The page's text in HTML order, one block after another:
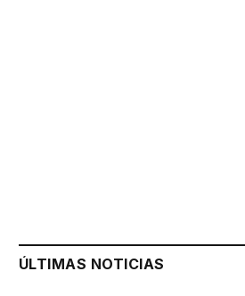
ÚLTIMAS NOTICIAS